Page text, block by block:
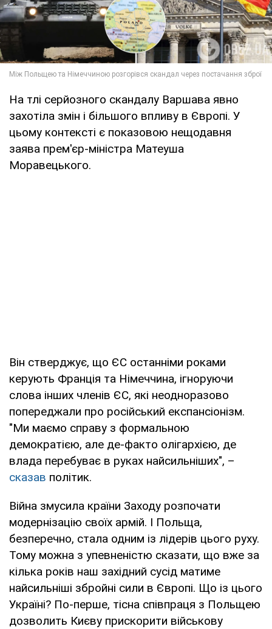
На тлі серйозного скандалу Варшава явно
захотіла змін і більшого впливу в Європі. У
цьому контексті є показовою нещодавня
заява прем'єр-міністра Матеуша
Моравецького.
Він стверджує, що ЄС останніми роками
керують Франція та Німеччина, ігноруючи
слова інших членів ЄС, які неодноразово
попереджали про російський експансіонізм.
"Ми маємо справу з формальною
демократією, але де-факто олігархією, де
влада перебуває в руках найсильніших", –
сказав політик.
Війна змусила країни Заходу розпочати
модернізацію своїх армій. І Польща,
безперечно, стала одним із лідерів цього руху.
Тому можна з упевненістю сказати, що вже за
кілька років наш західний сусід матиме
найсильніші збройні сили в Європі. Що із цього
Україні? По-перше, тісна співпраця з Польщею
дозволить Києву прискорити військову